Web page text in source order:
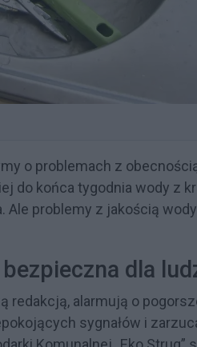
o problemach z
do końca tygodnia wody z
problemy z jakością
dla
redakcją, alarmują o
sygnałów i